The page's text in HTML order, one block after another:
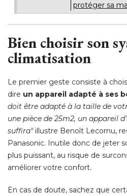
protéger sa
Bien choisir son
climatisation
Le premier geste consiste à
dire un appareil adapté à ses
doit être adapté à la taille de
une pièce de 25m2, un appareil
suffira"illustre Benoît Lecornu,
Panasonic. Inutile donc de jeter
plus puissant, au risque de
améliorer votre confort.
En cas de doute, sachez que